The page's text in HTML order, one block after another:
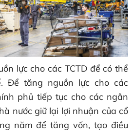
lực cho các TCTD để có thể
Để tăng nguồn lực cho các
phủ tiếp tục cho các ngân
nước giữ lại lợi nhuận của cổ
năm để tăng vốn, tạo điều